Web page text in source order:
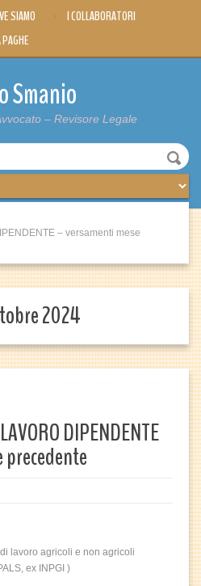
SIAMO
I COLLABORATORI
Smanio
– Revisore Legale
– versamenti mese
2024
DIPENDENTE
lavoro agricoli e non agricoli
ex INPGI )